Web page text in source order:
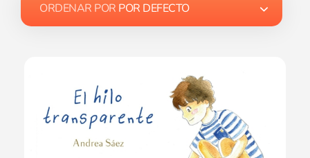
ORDENAR POR POR DEFECTO